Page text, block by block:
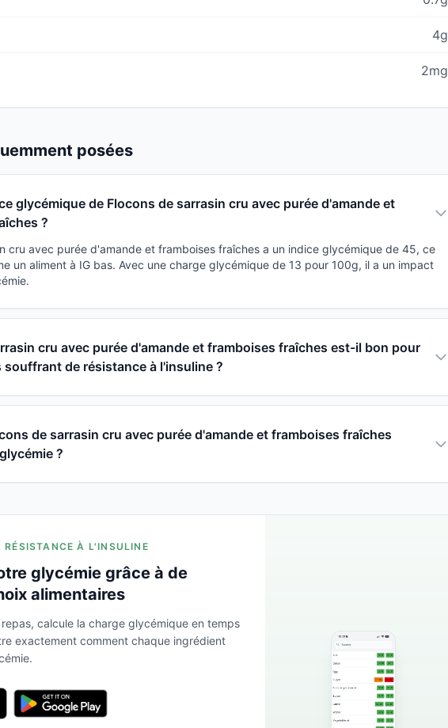
4g
2mg
posées
glycémique de Flocons de sarrasin cru avec purée d'amande et
?
cru avec purée d'amande et framboises fraîches a un indice glycémique de 45, ce
un aliment à IG bas. Avec une charge glycémique de 13 pour 100g, il a un impact
cru avec purée d'amande et framboises fraîches est-il bon pour
souffrant de résistance à l'insuline ?
de sarrasin cru avec purée d'amande et framboises fraîches
?
RÉSISTANCE À L'INSULINE
glycémie grâce à de
alimentaires
calcule la charge glycémique en temps
exactement comment chaque ingrédient